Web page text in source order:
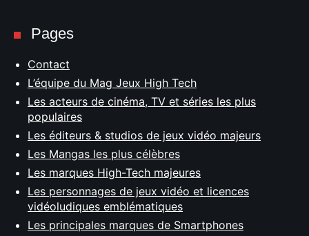
Pages
Contact
L’équipe du Mag Jeux High Tech
Les acteurs de cinéma, TV et séries les plus
populaires
Les éditeurs & studios de jeux vidéo majeurs
Les Mangas les plus célèbres
Les marques High-Tech majeures
Les personnages de jeux vidéo et licences
vidéoludiques emblématiques
Les principales marques de Smartphones